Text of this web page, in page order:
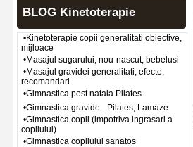
BLOG Kinetoterapie
•Kinetoterapie copii generalitati obiective,
mijloace
•Masajul sugarului, nou-nascut, bebelusi
•Masajul gravidei generalitati, efecte,
recomandari
•Gimnastica post natala Pilates
•Gimnastica gravide - Pilates, Lamaze
•Gimnastica copii (impotriva ingrasari a
copilului)
•Gimnastica copilului sanatos